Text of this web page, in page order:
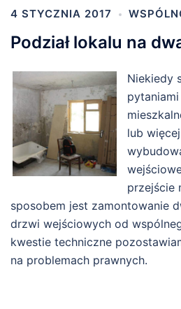
4 STYCZNIA 2017
Podział lokalu na
Niekiedy
lub
przejście
sposobem jest zamontowanie
drzwi wejściowych od
kwestie techniczne
na problemach prawnych.